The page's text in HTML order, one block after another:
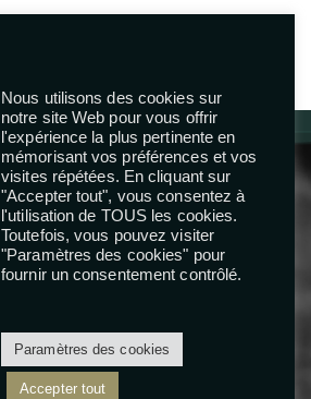
Next Project
Reseaux
Nous utilisons des cookies sur
notre site Web pour vous offrir
l'expérience la plus pertinente en
mémorisant vos préférences et vos
visites répétées. En cliquant sur
"Accepter tout", vous consentez à
l'utilisation de TOUS les cookies.
Toutefois, vous pouvez visiter
"Paramètres des cookies" pour
fournir un consentement contrôlé.
Paramètres des cookies
Accepter tout